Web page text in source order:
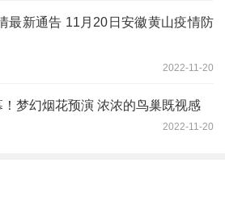
最新通告 11月20日安徽黄山疫情防
2022-11-20
梦幻烟花预演 浓浓的鸟巢既视感
2022-11-20